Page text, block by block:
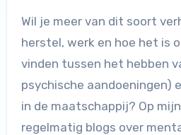
Wil je meer van dit soort
herstel, werk en hoe het is
vinden tussen het hebben
psychische aandoeningen)
in de maatschappij? Op
regelmatig blogs over